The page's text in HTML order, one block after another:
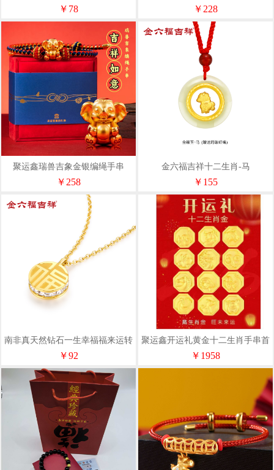
SLJS71315
￥78
999小蛮腰手串伴手礼
￥228
聚运鑫瑞兽吉象金银编绳手串
￥258
金六福吉祥十二生肖-马
LPSL21278
￥155
南非真天然钻石一生幸福福来运转
双面项链
￥92
聚运鑫开运礼黄金十二生肖手串首
饰银行好礼
￥1958